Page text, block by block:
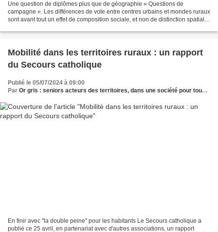
Une question de diplômes plus que de géographie « Questions de
campagne ». Les différences de vote entre centres urbains et mondes ruraux
sont avant tout un effet de composition sociale, et non de distinction spatiale,
Mobilité dans les territoires ruraux : un rapport
du Secours catholique
Publié le 05/07/2024 à 09:00
Par Or gris : seniors acteurs des territoires, dans une société pour tous les âges
En finir avec "la double peine" pour les habitants Le Secours catholique a
publié ce 25 avril, en partenariat avec d'autres associations, un rapport